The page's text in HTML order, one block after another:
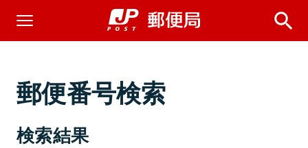
郵便番号検索
検索結果